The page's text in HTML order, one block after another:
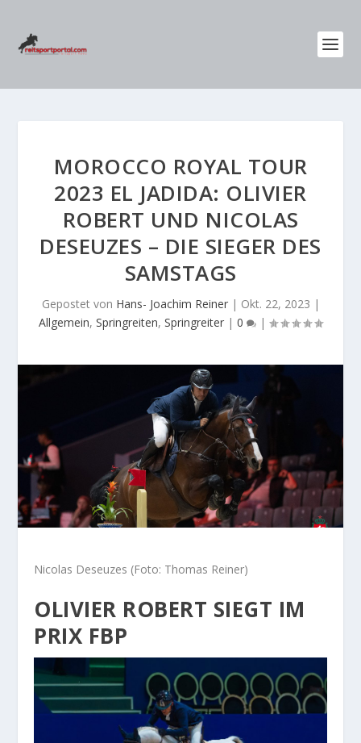
MOROCCO ROYAL TOUR
2023 EL JADIDA: OLIVIER
ROBERT UND NICOLAS
DESEUZES – DIE SIEGER DES
SAMSTAGS
Gepostet von Hans- Joachim Reiner| Okt. 22, 2023 |
Allgemein, Springreiten, Springreiter | 0 |
Nicolas Deseuzes (Foto: Thomas Reiner)
OLIVIER ROBERT SIEGT IM
PRIX FBP